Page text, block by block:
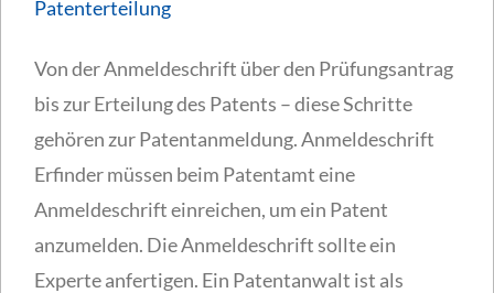
Patenterteilung
Von der Anmeldeschrift über den Prüfungsantrag
bis zur Erteilung des Patents – diese Schritte
gehören zur Patentanmeldung. Anmeldeschrift
Erfinder müssen beim Patentamt eine
Anmeldeschrift einreichen, um ein Patent
anzumelden. Die Anmeldeschrift sollte ein
Experte anfertigen. Ein Patentanwalt ist als